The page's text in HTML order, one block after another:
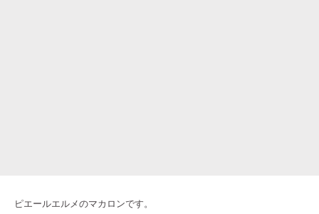
ピエールエルメのマカロンです。